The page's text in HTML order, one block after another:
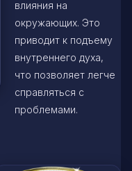
влияния на
окружающих. Это
приводит к подъему
внутреннего духа,
что позволяет легче
справляться с
проблемами.